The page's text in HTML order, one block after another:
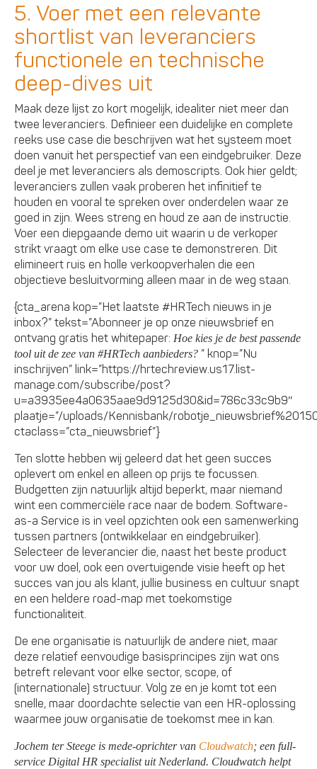
5. Voer met een relevante
shortlist van leveranciers
functionele en technische
deep-dives uit
Maak deze lijst zo kort mogelijk, idealiter niet meer dan
twee leveranciers. Definieer een duidelijke en complete
reeks use case die beschrijven wat het systeem moet
doen vanuit het perspectief van een eindgebruiker. Deze
deel je met leveranciers als demoscripts. Ook hier geldt;
leveranciers zullen vaak proberen het infinitief te
houden en vooral te spreken over onderdelen waar ze
goed in zijn. Wees streng en houd ze aan de instructie.
Voer een diepgaande demo uit waarin u de verkoper
strikt vraagt om elke use case te demonstreren. Dit
elimineert ruis en holle verkoopverhalen die een
objectieve besluitvorming alleen maar in de weg staan.
{cta_arena kop=”Het laatste #HRTech nieuws in je
inbox?” tekst=”Abonneer je op onze nieuwsbrief en
ontvang gratis het whitepaper:Hoe kies je de best passende
tool uit de zee van #HRTech aanbieders? ” knop=”Nu
inschrijven” link=”https://hrtechreview.us17.list-
manage.com/subscribe/post?
u=a3935ee4a0635aae9d9125d30&id=786c33c9b9″
plaatje=”/uploads/Kennisbank/
ctaclass=”cta_nieuwsbrief”}
Ten slotte hebben wij geleerd dat het geen succes
oplevert om enkel en alleen op prijs te focussen.
Budgetten zijn natuurlijk altijd beperkt, maar niemand
wint een commerciële race naar de bodem. Software-
as-a Service is in veel opzichten ook een samenwerking
tussen partners (ontwikkelaar en eindgebruiker).
Selecteer de leverancier die, naast het beste product
voor uw doel, ook een overtuigende visie heeft op het
succes van jou als klant, jullie business en cultuur snapt
en een heldere road-map met toekomstige
functionaliteit.
De ene organisatie is natuurlijk de andere niet, maar
deze relatief eenvoudige basisprincipes zijn wat ons
betreft relevant voor elke sector, scope, of
(internationale) structuur. Volg ze en je komt tot een
snelle, maar doordachte selectie van een HR-oplossing
waarmee jouw organisatie de toekomst mee in kan.
Jochem ter Steege is mede-oprichter van Cloudwatch; een full-
service Digital HR specialist uit Nederland. Cloudwatch helpt